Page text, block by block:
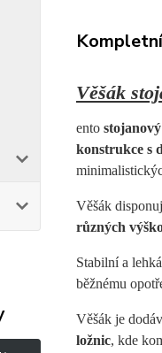
Věšák
ento
konstrukce s
Věšák
různých
Stabilní a
běžnému
Věšák je
ložnic, kde